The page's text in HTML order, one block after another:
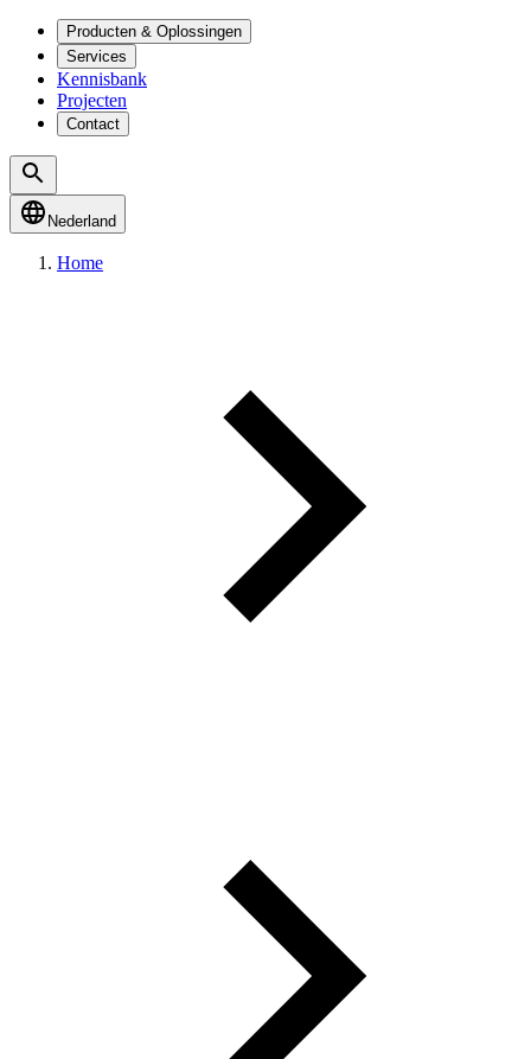
Producten & Oplossingen
Services
Kennisbank
Projecten
Contact
Nederland
Home